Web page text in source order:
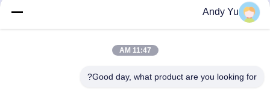
Andy Yu
11:47 AM
Good day, what product are you looking for?